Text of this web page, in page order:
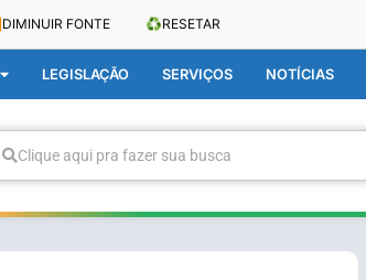
DIMINUIR FONTE ♻️RESETAR
LEGISLAÇÃO SERVIÇOS NOTÍCIAS
Clique aqui pra fazer sua busca